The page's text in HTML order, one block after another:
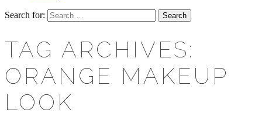
Search for:
TAG ARCHIVES:
ORANGE MAKEUP
LOOK